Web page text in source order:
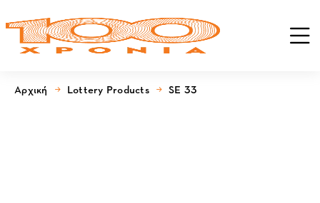
Αρχική Lottery Products SE 33